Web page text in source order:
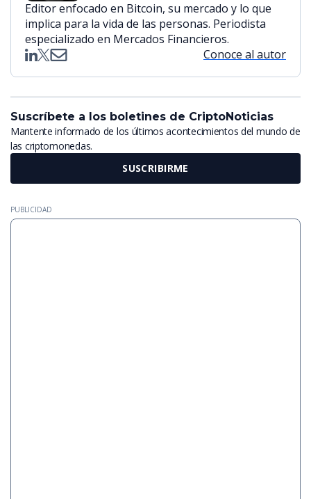
Editor enfocado en Bitcoin, su mercado y lo que
implica para la vida de las personas. Periodista
especializado en Mercados Financieros.
Conoce al autor
Suscríbete a los boletines de CriptoNoticias
Mantente informado de los últimos acontecimientos del mundo de
las criptomonedas.
SUSCRIBIRME
PUBLICIDAD